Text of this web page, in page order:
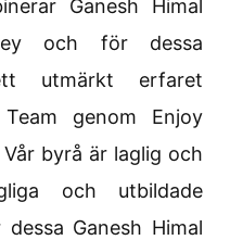
Ganesh Himal
och för dessa
utmärkt erfaret
genom Enjoy
byrå är laglig och
och utbildade
Ganesh Himal